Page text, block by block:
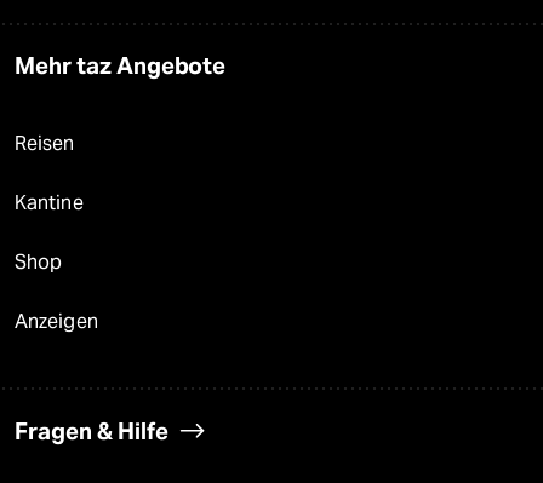
Mehr taz Angebote
Reisen
Kantine
Shop
Anzeigen
Fragen & Hilfe